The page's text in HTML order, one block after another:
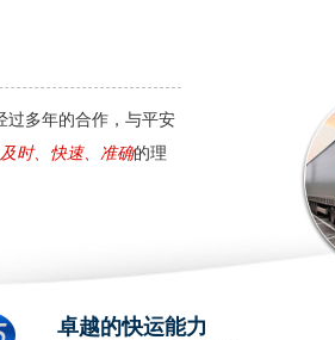
过多年的合作，与平安
及时、快速、准确的理
卓越的快运能力